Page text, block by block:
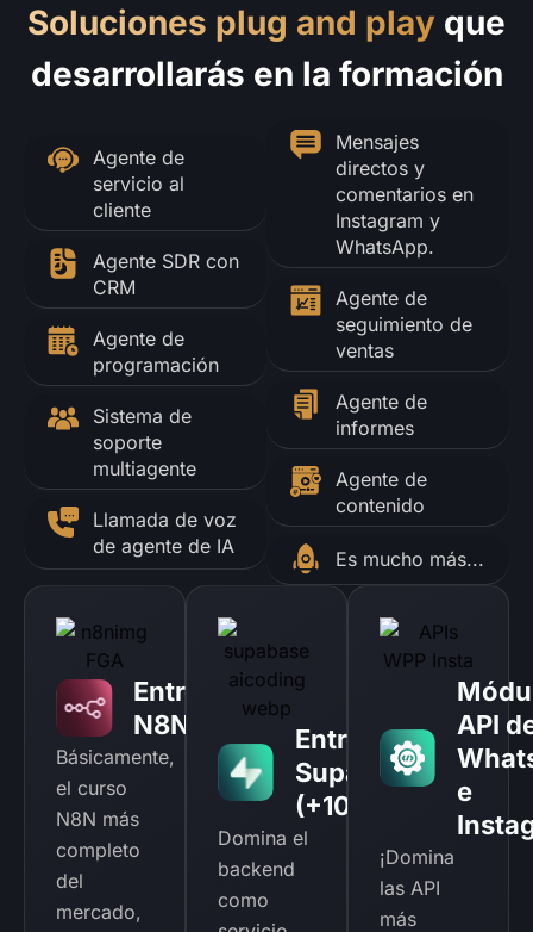
Soluciones plug and play que
desarrollarás en la formación
Agente de
servicio al
cliente
Agente SDR con
CRM
Agente de
programación
Sistema de
soporte
multiagente
Llamada de voz
de agente de IA
Mensajes
directos y
comentarios en
Instagram y
WhatsApp.
Agente de
seguimiento de
ventas
Agente de
informes
Agente de
contenido
Es mucho más...
Entrenamiento
N8N (+50h)
Básicamente,
el curso
N8N más
completo
del
mercado,
Entrenamiento
SupaBase
(+10 horas)
Domina el
backend
como
API
e
¡Domina
las API
más